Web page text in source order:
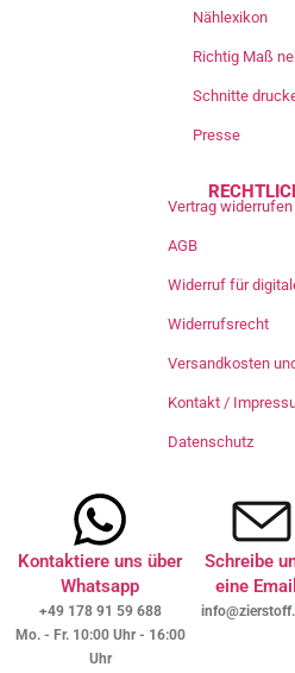
Nählexikon
Richtig Maß
Schnitte
Presse
Vertrag widerrufen
AGB
Widerruf für
Widerrufsrecht
Versandkosten
Kontakt /
Datenschutz
Kontaktiere uns über
Whatsapp
+49 178 91 59 688
Mo. - Fr. 10:00 Uhr - 16:00
Uhr
Schreibe
eine Email